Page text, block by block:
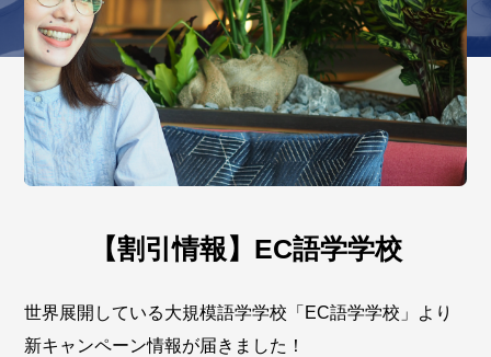
+ お申込のご案内
+ 会社情報
カウンセラー募集
【割引情報】EC語学学校
世界展開している大規模語学学校「EC語学学校」より
新キャンペーン情報が届きました！